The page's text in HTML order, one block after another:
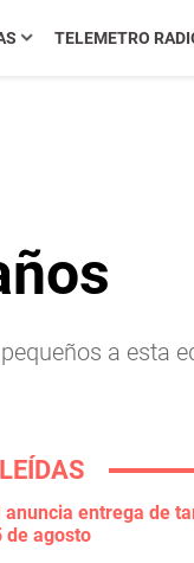
TELEMETRO
a esta
anuncia entrega de
de agosto